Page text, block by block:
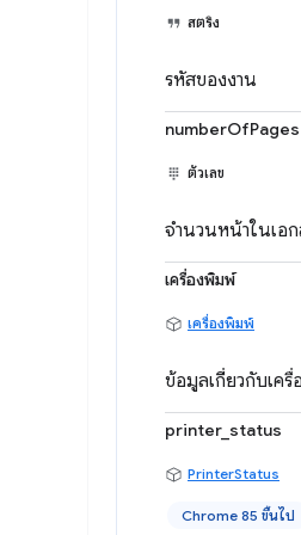
สตริง
รหัสของงาน
numberOfPages
ตัวเลข
จำนวนหน้าในเอก
เครื่องพิมพ์
เครื่องพิมพ์
ข้อมูลเกี่ยวกับเค
printer_status
PrinterStatus
Chrome 85 ขึ้นไป